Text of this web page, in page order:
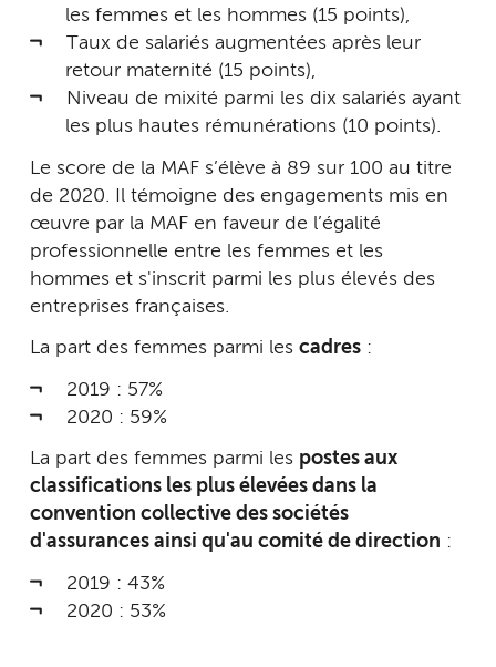
les femmes et les hommes (15 points),
Taux de salariés augmentées après leur
retour maternité (15 points),
Niveau de mixité parmi les dix salariés ayant
les plus hautes rémunérations (10 points).
Le score de la MAF s’élève à 89 sur 100 au titre
de 2020. Il témoigne des engagements mis en
œuvre par la MAF en faveur de l’égalité
professionnelle entre les femmes et les
hommes et s'inscrit parmi les plus élevés des
entreprises françaises.
La part des femmes parmi les cadres :
2019 : 57%
2020 : 59%
La part des femmes parmi les postes aux
classifications les plus élevées dans la
convention collective des sociétés
d'assurances ainsi qu'au comité de direction :
2019 : 43%
2020 : 53%